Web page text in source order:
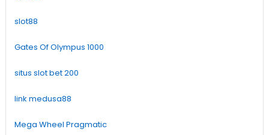
slot88
Gates Of Olympus 1000
situs slot bet 200
link medusa88
Mega Wheel Pragmatic